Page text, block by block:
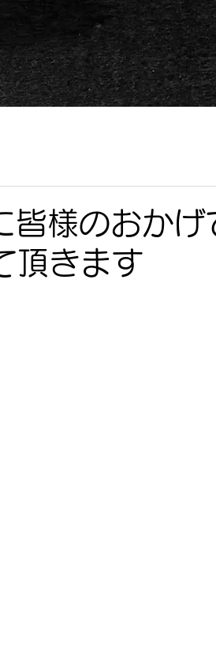
皆様のおかげ
頂きます